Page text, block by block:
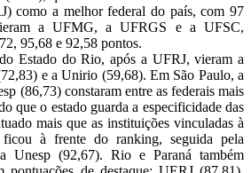
como a melhor federal do país, com 97
a UFMG, a UFRGS e a UFSC,
95,68 e 92,58 pontos.
Estado do Rio, após a UFRJ, vieram a
e a Unirio (59,68). Em São Paulo, a
(86,73) constaram entre as federais mais
que o estado guarda a especificidade das
mais que as instituições vinculadas à
à frente do ranking, seguida pela
Unesp (92,67). Rio e Paraná também